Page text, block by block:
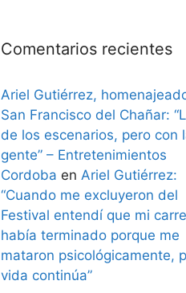
Comentarios recientes
Ariel Gutiérrez,
San Francisco del Chañar:
de los escenarios, pero con
gente” – Entretenimientos
Cordoba en Ariel Gutiérrez:
“Cuando me excluyeron del
Festival entendí que mi
había terminado porque me
mataron psicológicamente,
vida continúa”